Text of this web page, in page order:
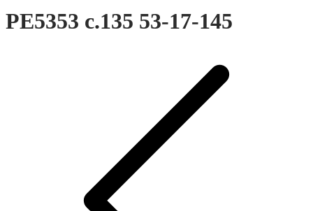
PE5353 c.135 53-17-145